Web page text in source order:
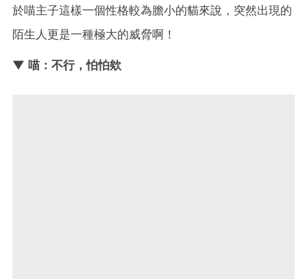
於喵主子這樣一個性格較為膽小的貓來說，突然出現的
陌生人更是一種極大的威脅啊！
▼ 喵：不行，怕怕欸